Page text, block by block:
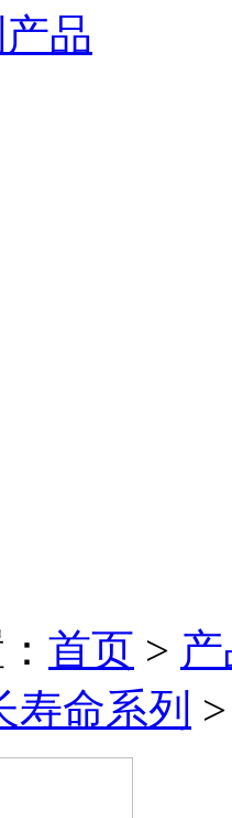
品
首页 >
寿命系列